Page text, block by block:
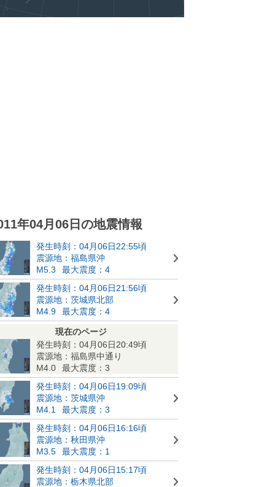
年04月06日の地震情報
発生時刻：04月06日22:55頃
震源地：福島県沖
M5.3
最大震度：4
発生時刻：04月06日21:56頃
震源地：茨城県北部
M4.9
最大震度：4
現在のページ
発生時刻：04月06日20:49頃
震源地：福島県中通り
M4.0
最大震度：3
発生時刻：04月06日19:09頃
震源地：茨城県沖
M4.1
最大震度：3
発生時刻：04月06日16:16頃
震源地：秋田県沖
M3.5
最大震度：1
発生時刻：04月06日15:17頃
震源地：栃木県北部